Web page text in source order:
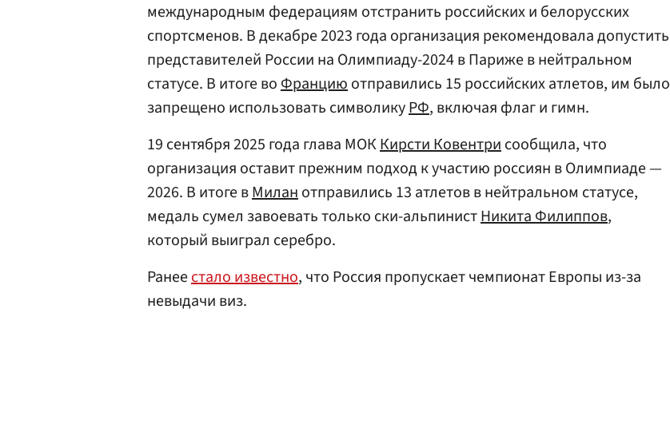
международным федерациям отстранить российских и белорусских
спортсменов. В декабре 2023 года организация рекомендовала допустить
представителей России на Олимпиаду-2024 в Париже в нейтральном
статусе. В итоге воФранциюотправились 15 российских атлетов, им было
запрещено использовать символикуРФ, включая флаг и гимн.
19 сентября 2025 года глава МОККирсти Ковентрисообщила, что
организация оставит прежним подход к участию россиян в Олимпиаде —
2026. В итоге вМиланотправились 13 атлетов в нейтральном статусе,
медаль сумел завоевать только ски-альпинистНикита Филиппов,
который выиграл серебро.
Ранеестало известно, что Россия пропускает чемпионат Европы из-за
невыдачи виз.